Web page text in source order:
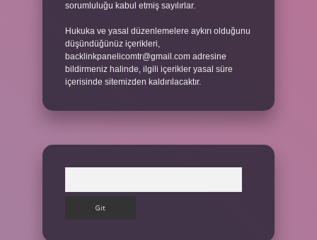
sorumluluğu kabul etmiş sayılırlar.
Hukuka ve yasal düzenlemelere aykırı olduğunu
düşündüğünüz içerikleri,
backlinkpanelicomtr@gmail.com adresine
bildirmeniz halinde, ilgili içerikler yasal süre
içerisinde sitemizden kaldırılacaktır.